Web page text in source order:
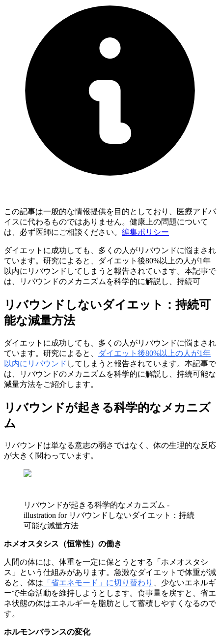
この記事は一般的な情報提供を目的としており、医療アドバ
イスに代わるものではありません。健康上の問題について
は、必ず医師にご相談ください。 編集ポリシー
ダイエットに成功しても、多くの人がリバウンドに悩まされ
ています。研究によると、ダイエット後80%以上の人が1年
以内にリバウンドしてしまうと報告されています。本記事で
は、リバウンドのメカニズムを科学的に解説し、持続可
リバウンドしないダイエット：持続可
能な減量方法
ダイエットに成功しても、多くの人がリバウンドに悩まされ
ています。研究によると、
ダイエット後80%以上の人が1年
以内にリバウンド してしまうと報告されています。本記事で
は、リバウンドのメカニズムを科学的に解説し、持続可能な
減量方法をご紹介します。
リバウンドが起きる科学的なメカニズ
ム
リバウンドは単なる意志の弱さではなく、体の生理的な反応
が大きく関わっています。
リバウンドが起きる科学的なメカニズム -
illustration for リバウンドしないダイエット：持続
可能な減量方法
ホメオスタシス（恒常性）の働き
人間の体には、体重を一定に保とうとする「ホメオスタシ
ス」という仕組みがあります。急激なダイエットで体重が減
ると、体は 「省エネモード」に切り替わり 、少ないエネルギ
ーで生命活動を維持しようとします。食事量を戻すと、省エ
ネ状態の体はエネルギーを脂肪として蓄積しやすくなるので
す。
ホルモンバランスの変化